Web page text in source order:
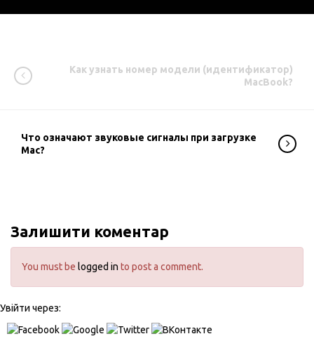
Как узнать номер модели (идентификатор)
MacBook?
Что означают звуковые сигналы при загрузке
Mac?
Залишити коментар
You must be logged in to post a comment.
Увійти через: